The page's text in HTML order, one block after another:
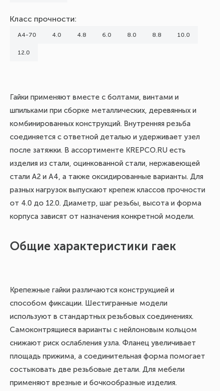
Класс прочности:
А4-70 4.0 4.8 6.0 8.0 8.8 10.0
12.0
Гайки применяют вместе с болтами, винтами и
шпильками при сборке металлических, деревянных и
комбинированных конструкций. Внутренняя резьба
соединяется с ответной деталью и удерживает узел
после затяжки. В ассортименте KREPCO.RU есть
изделия из стали, оцинкованной стали, нержавеющей
стали А2 и А4, а также оксидированные варианты. Для
разных нагрузок выпускают крепеж классов прочности
от 4.0 до 12.0. Диаметр, шаг резьбы, высота и форма
корпуса зависят от назначения конкретной модели.
Общие характеристики гаек
Крепежные гайки различаются конструкцией и
способом фиксации. Шестигранные модели
используют в стандартных резьбовых соединениях.
Самоконтрящиеся варианты с нейлоновым кольцом
снижают риск ослабления узла. Фланец увеличивает
площадь прижима, а соединительная форма помогает
состыковать две резьбовые детали. Для мебели
применяют врезные и бочкообразные изделия.